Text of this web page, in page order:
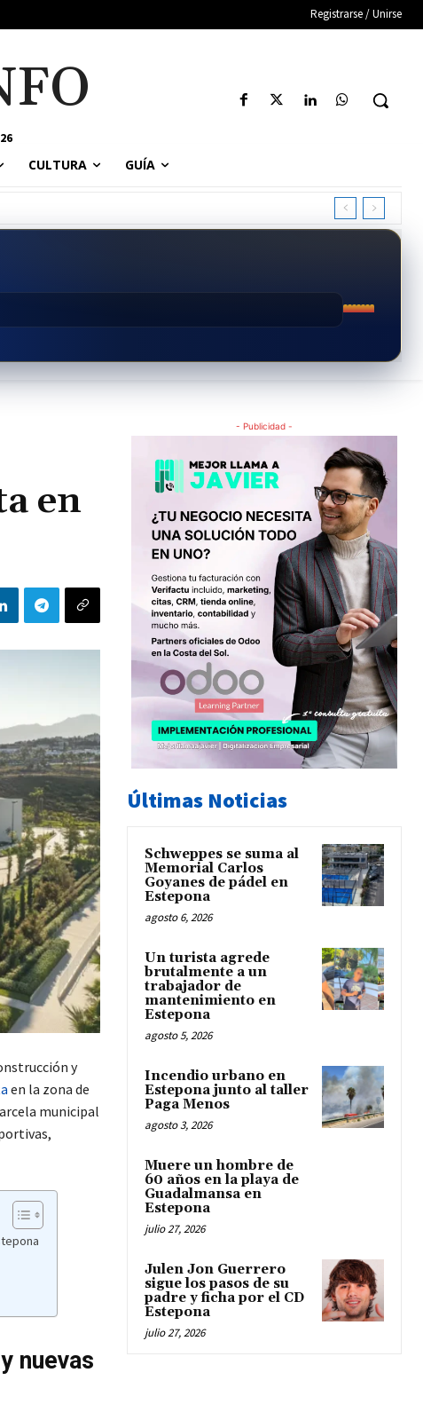
Registrarse / Unirse
CULTURA GUÍA
en
y
en la zona de
municipal
nuevas
- Publicidad -
Últimas Noticias
Schweppes se suma al
Memorial Carlos
Goyanes de pádel en
Estepona
agosto 6, 2026
Un turista agrede
brutalmente a un
trabajador de
mantenimiento en
Estepona
agosto 5, 2026
Incendio urbano en
Estepona junto al taller
Paga Menos
agosto 3, 2026
Muere un hombre de
60 años en la playa de
Guadalmansa en
Estepona
julio 27, 2026
Julen Jon Guerrero
sigue los pasos de su
padre y ficha por el CD
Estepona
julio 27, 2026